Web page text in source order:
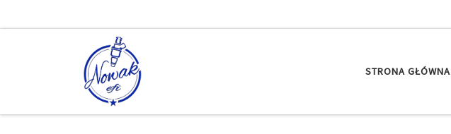
STRONA GŁÓWNA